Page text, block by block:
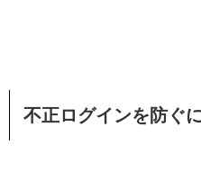
不正ログインを防ぐ